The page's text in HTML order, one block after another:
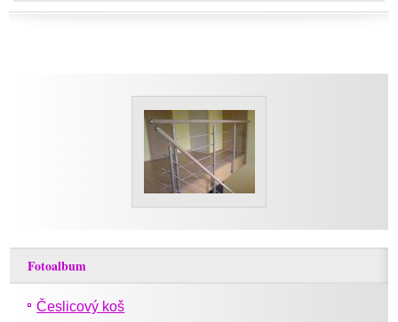
Fotoalbum
Česlicový koš